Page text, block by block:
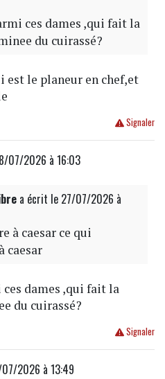
ces dames ,qui fait la
du cuirassé?
est le planeur en chef,et
Signaler
07/2026 à 16:03
a écrit le 27/07/2026 à
à caesar ce qui
caesar
dames ,qui fait la
du cuirassé?
Signaler
2026 à 13:49